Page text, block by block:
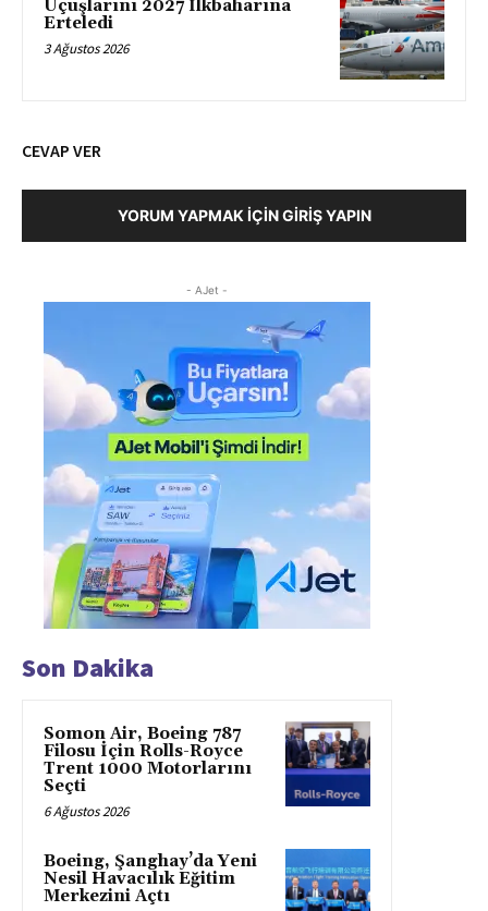
Uçuşlarını 2027 İlkbaharına
Erteledi
3 Ağustos 2026
CEVAP VER
YORUM YAPMAK İÇIN GIRIŞ YAPIN
- AJet -
Son Dakika
Somon Air, Boeing 787
Filosu İçin Rolls-Royce
Trent 1000 Motorlarını
Seçti
6 Ağustos 2026
Boeing, Şanghay’da Yeni
Nesil Havacılık Eğitim
Merkezini Açtı